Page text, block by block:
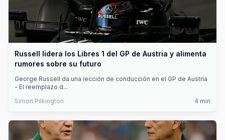
Russell lidera los Libres 1 del GP de Austria y alimenta
rumores sobre su futuro
George Russell da una lección de conducción en el GP de Austria
- El reemplazo d...
Simon Pilkington
4 min